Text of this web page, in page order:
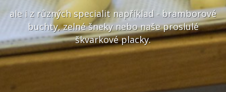
ale i z různých specialit například - bramborové
buchty, zelné šneky nebo naše proslulé
škvarkové placky.